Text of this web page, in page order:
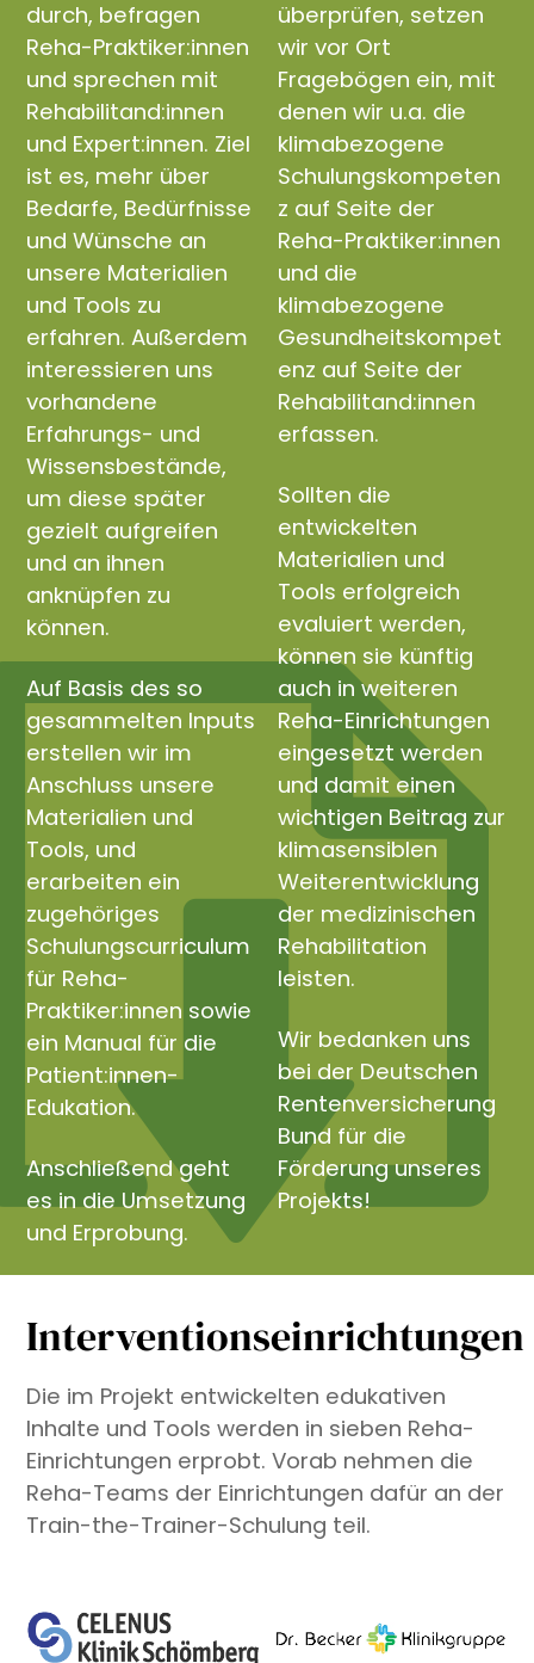
durch, befragen
Reha-Praktiker:innen
und sprechen mit
Rehabilitand:innen
und Expert:innen. Ziel
ist es, mehr über
Bedarfe, Bedürfnisse
und Wünsche an
unsere Materialien
und Tools zu
erfahren. Außerdem
interessieren uns
vorhandene
Erfahrungs- und
Wissensbestände,
um diese später
gezielt aufgreifen
und an ihnen
anknüpfen zu
können.
Auf Basis des so
gesammelten Inputs
erstellen wir im
Anschluss unsere
Materialien und
Tools, und
erarbeiten ein
zugehöriges
Schulungscurriculum
für Reha-
Praktiker:innen sowie
ein Manual für die
Patient:innen-
Edukation.
Anschließend geht
es in die Umsetzung
und Erprobung.
überprüfen, setzen
wir vor Ort
Fragebögen ein, mit
denen wir u.a. die
klimabezogene
Schulungskompeten
z auf Seite der
Reha-Praktiker:innen
und die
klimabezogene
Gesundheitskompet
enz auf Seite der
Rehabilitand:innen
erfassen.
Sollten die
entwickelten
Materialien und
Tools erfolgreich
evaluiert werden,
können sie künftig
auch in weiteren
Reha-Einrichtungen
eingesetzt werden
und damit einen
wichtigen Beitrag zur
klimasensiblen
Weiterentwicklung
der medizinischen
Rehabilitation
leisten.
Wir bedanken uns
bei der Deutschen
Rentenversicherung
Bund für die
Förderung unseres
Projekts!
Interventionseinrichtungen
Die im Projekt entwickelten edukativen
Inhalte und Tools werden in sieben Reha-
Einrichtungen erprobt. Vorab nehmen die
Reha-Teams der Einrichtungen dafür an der
Train-the-Trainer-Schulung teil.